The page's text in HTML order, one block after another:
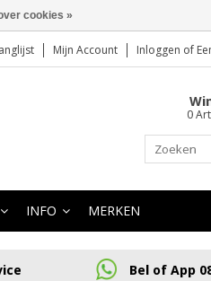
Mijn Account Inloggen of
0
INFO MERKEN
Bel of App
cookies »